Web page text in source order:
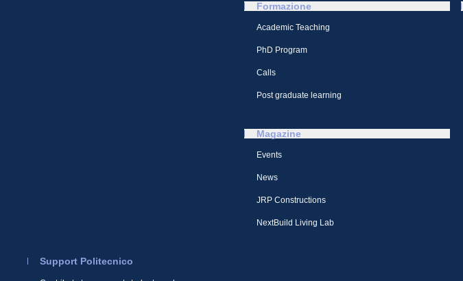
Formazione
Academic Teaching
PhD Program
Calls
Post graduate learning
Magazine
Events
News
JRP Constructions
NextBuild Living Lab
Support Politecnico